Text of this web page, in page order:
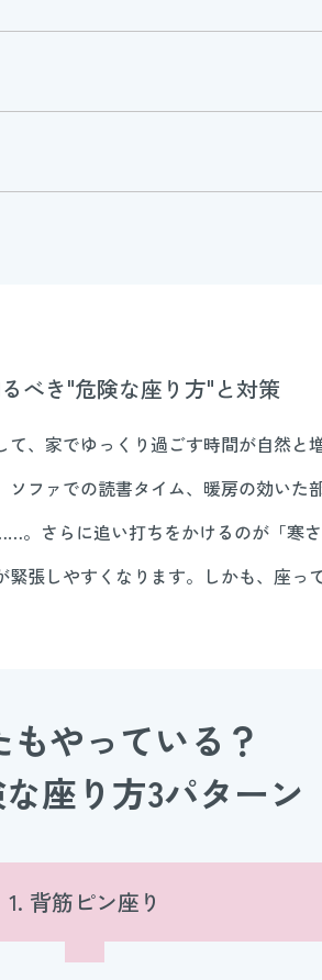
べき"危険な座り方"と対策
、家でゆっくり過ごす時間が自然と
ファでの読書タイム、暖房の効いた
。さらに追い打ちをかけるのが「寒
張しやすくなります。しかも、座っ
もやっている？
座り方3パターン
1. 背筋ピン座り